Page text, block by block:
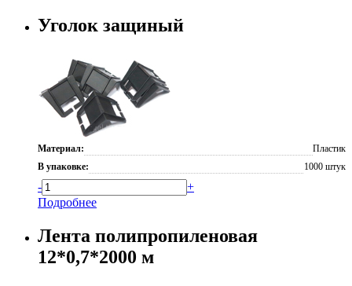
Уголок защиный
Материал:
Пластик
В упаковке:
1000 штук
-
+
Подробнее
Лента полипропиленовая
12*0,7*2000 м